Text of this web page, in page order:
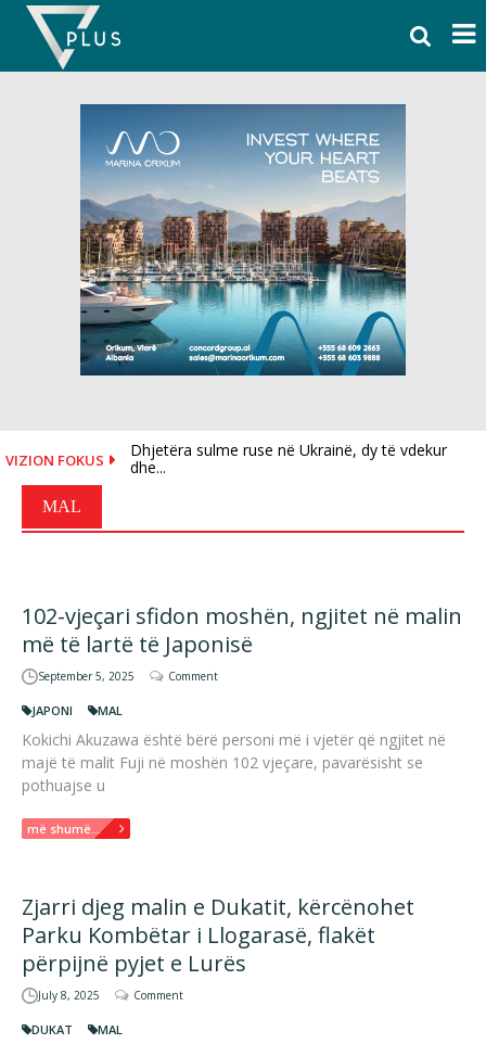
Skip
content
VIZION FOKUS
Dhjetëra sulme ruse në Ukrainë, dy të vdekur
dhe...
I dorëzoi fanelën me numrin 10 Salah, mësohet
se...
MAL
102-vjeçari sfidon moshën, ngjitet në malin
më të lartë të Japonisë
September 5, 2025 Comment
JAPONI MAL
Kokichi Akuzawa është bërë personi më i vjetër që ngjitet në
majë të malit Fuji në moshën 102 vjeçare, pavarësisht se
pothuajse u
më shumë...
Zjarri djeg malin e Dukatit, kërcënohet
Parku Kombëtar i Llogarasë, flakët
përpijnë pyjet e Lurës
July 8, 2025 Comment
DUKAT MAL